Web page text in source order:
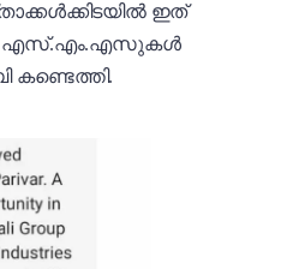
ഇത്
എസ്.എം.എസുകൾ
കണ്ടെത്തി.